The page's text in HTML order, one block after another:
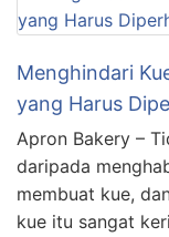
Menghindari
yang Harus
Apron Bakery –
daripada
membuat kue,
kue itu sangat